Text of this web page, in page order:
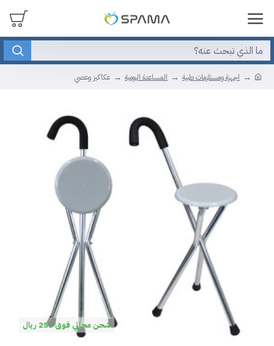
اجهزة ومستلزمات طبية المساعدة اليومية عكاكيز وعصي
شحن مجاني فوق 250 ريال